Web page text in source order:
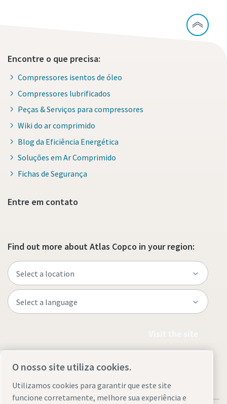
10 etapas para uma produção ecológica e mais
eficiente
Redução de carbono para produção ecológica – tudo o que
Encontre o que precisa:
Compressores isentos de óleo
Compressores lubrificados
Peças & Serviços para compressores
Wiki do ar comprimido
Blog da Eficiência Energética
Soluções em Ar Comprimido
Fichas de Segurança
Entre em contato
Find out more about Atlas Copco in your region:
O nosso site utiliza cookies.
Utilizamos cookies para garantir que este site
funcione corretamente, melhore sua experiência e